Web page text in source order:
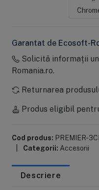
Garantat de Ecosoft-
Solicită informații
Romania.ro.
Returnarea
Produs eligibil
Cod produs: PREMIER-
Categorii: Accesorii
Descriere